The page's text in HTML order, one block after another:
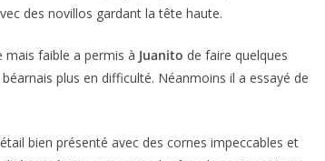
des novillos gardant la tête haute.
mais faible a permis à Juanito de faire quelques
plus en difficulté. Néanmoins il a essayé de
bien présenté avec des cornes impeccables et